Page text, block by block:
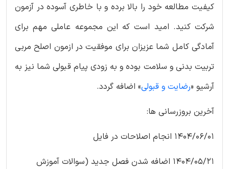
کیفیت مطالعه خود را بالا برده و با خاطری آسوده در آزمون
شرکت کنید. امید است که این مجموعه عاملی مهم برای
آمادگی کامل شما عزیزان برای موفقیت در ازمون اصلح مربی
تربیت بدنی و سلامت بوده و به زودی پیام قبولی شما نیز به
آرشیو «رضایت و قبولی» اضافه گردد.
آخرین بروزرسانی ها:
1404/06/01 انجام اصلاحات در فایل
1404/05/21 اضافه شدن فصل جدید (سوالات آموزش